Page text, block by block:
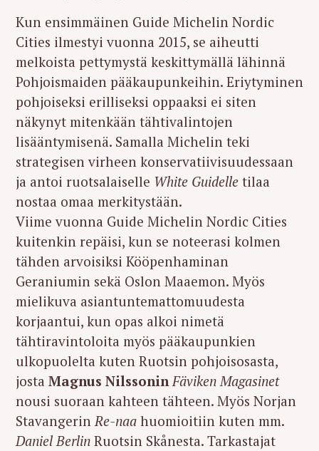
Kun ensimmäinen Guide Michelin Nordic
Cities ilmestyi vuonna 2015, se aiheutti
melkoista pettymystä keskittymällä lähinnä
Pohjoismaiden pääkaupunkeihin. Eriytyminen
pohjoiseksi erilliseksi oppaaksi ei siten
näkynyt mitenkään tähtivalintojen
lisääntymisenä. Samalla Michelin teki
strategisen virheen konservatiivisuudessaan
ja antoi ruotsalaiselle White Guidelle tilaa
nostaa omaa merkitystään.
Viime vuonna Guide Michelin Nordic Cities
kuitenkin repäisi, kun se noteerasi kolmen
tähden arvoisiksi Kööpenhaminan
Geraniumin sekä Oslon Maaemon. Myös
mielikuva asiantuntemattomuudesta
korjaantui, kun opas alkoi nimetä
tähtiravintoloita myös pääkaupunkien
ulkopuolelta kuten Ruotsin pohjoisosasta,
josta Magnus Nilssonin Fäviken Magasinet
nousi suoraan kahteen tähteen. Myös Norjan
StavangerinRe-naa huomioitiin kuten mm.
Daniel Berlin Ruotsin Skånesta. Tarkastajat